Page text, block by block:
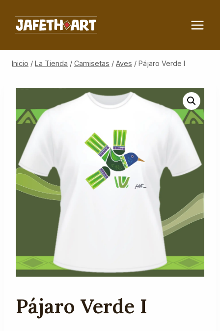
contenido
Inicio / La Tienda / Camisetas / Aves / Pájaro Verde I
Pájaro Verde I